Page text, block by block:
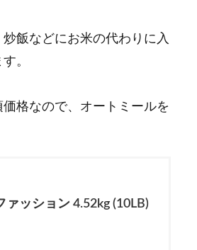
飯などにお米の代わりに入
。
格なので、オートミールを
ッション 4.52kg (10LB)